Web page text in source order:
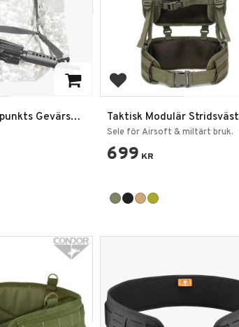
Gevärs
Lägg till i favoriter
Taktisk Modulär Stridsväst
Bälte Sele
Sele för Airsoft & miltärt bruk.
699 KR